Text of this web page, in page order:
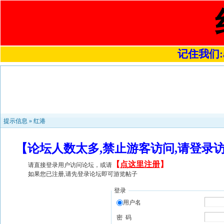
记住我们
提示信息 » 红港
【论坛人数太多,禁止游客访问,请登
请直接登录用户访问论坛，或请 【 点这里注册】
如果您已注册,请先登录论坛即可游览帖子
登录
用户名
密 码